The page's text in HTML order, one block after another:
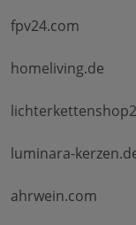
fpv24.com
homeliving.de
luminara-
ahrwein.com